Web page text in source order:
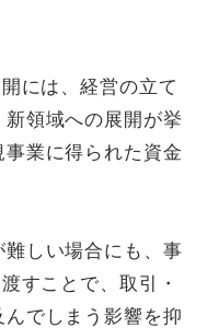
には、経営の立て
領域への展開が挙
業に得られた資金
しい場合にも、事
すことで、取引・
でしまう影響を抑